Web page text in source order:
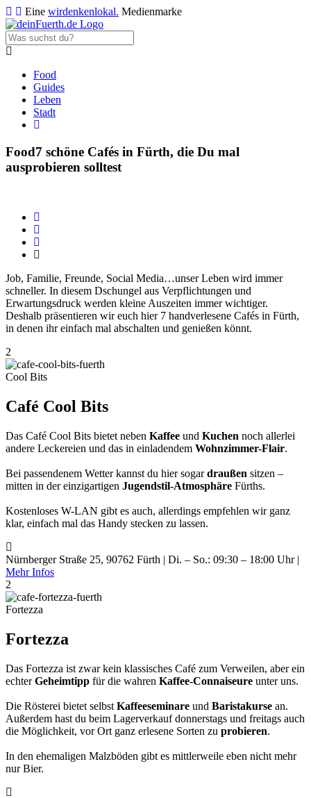
Eine wirdenkenlokal. Medienmarke
Food
Guides
Leben
Stadt
Food7 schöne Cafés in Fürth, die Du mal
ausprobieren solltest
Job, Familie, Freunde, Social Media…unser Leben wird immer
schneller. In diesem Dschungel aus Verpflichtungen und
Erwartungsdruck werden kleine Auszeiten immer wichtiger.
Deshalb präsentieren wir euch hier 7 handverlesene Cafés in Fürth,
in denen ihr einfach mal abschalten und genießen könnt.
2
Cool Bits
Café Cool Bits
Das Café Cool Bits bietet neben Kaffee und Kuchen noch allerlei
andere Leckereien und das in einladendem Wohnzimmer-Flair.
Bei passendenem Wetter kannst du hier sogardraußen sitzen –
mitten in der einzigartigen Jugendstil-Atmosphäre Fürths.
Kostenloses W-LAN gibt es auch, allerdings empfehlen wir ganz
klar, einfach mal das Handy stecken zu lassen.
Nürnberger Straße 25, 90762 Fürth | Di. – So.: 09:30 – 18:00 Uhr |
Mehr Infos
2
Fortezza
Fortezza
Das Fortezza ist zwar kein klassisches Café zum Verweilen, aber ein
echterGeheimtipp für die wahren Kaffee-Connaiseure unter uns.
Die Rösterei bietet selbst Kaffeeseminare und Baristakurse an.
Außerdem hast du beim Lagerverkauf donnerstags und freitags auch
die Möglichkeit, vor Ort ganz erlesene Sorten zu probieren.
In den ehemaligen Malzböden gibt es mittlerweile eben nicht mehr
nur Bier.